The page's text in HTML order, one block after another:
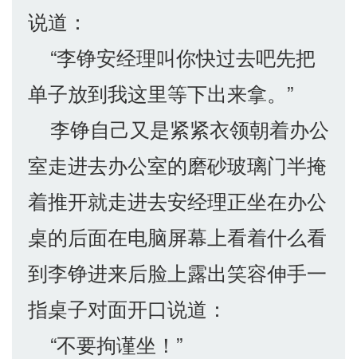
说道：
“李铮安经理叫你快过去吧先把
单子放到我这里等下出来拿。”
李铮自己又是紧紧衣领朝着办公
室走进去办公室的磨砂玻璃门半掩
着推开就走进去安经理正坐在办公
桌的后面在电脑屏幕上看着什么看
到李铮进来后脸上露出笑容伸手一
指桌子对面开口说道：
“不要拘谨坐！”